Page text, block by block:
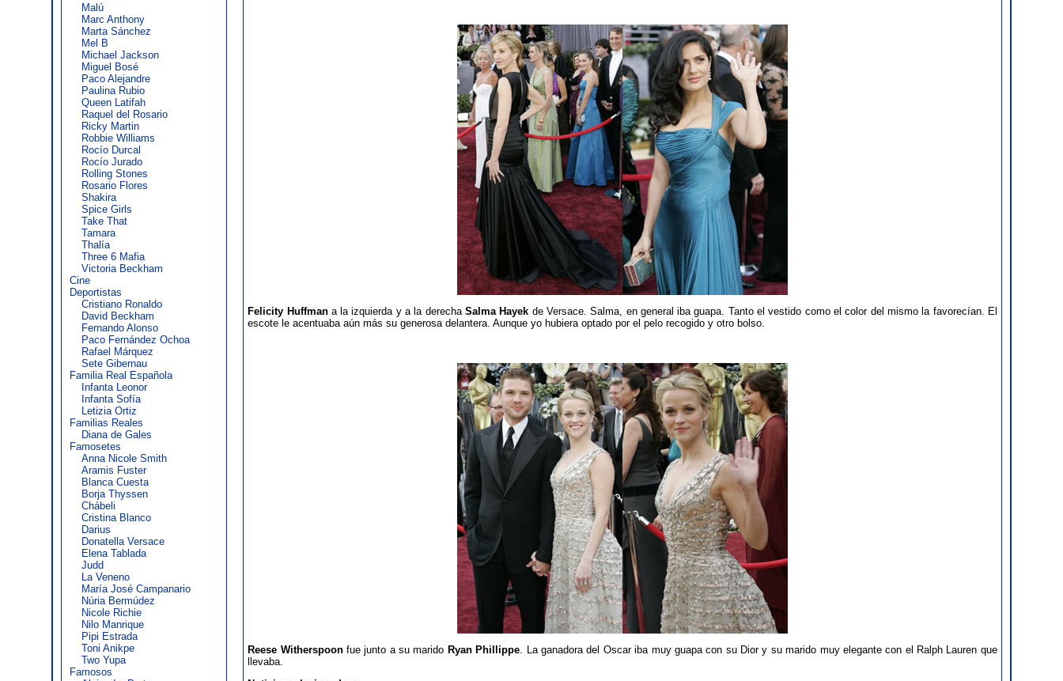
Malú
Marc Anthony
Marta Sánchez
Mel B
Michael Jackson
Miguel Bosé
Paco Alejandre
Paulina Rubio
Queen Latifah
Raquel del Rosario
Ricky Martin
Robbie Williams
Rocío Durcal
Rocío Jurado
Rolling Stones
Rosario Flores
Shakira
Spice Girls
Take That
Tamara
Thalía
Three 6 Mafia
Victoria Beckham
Cine
Deportistas
Cristiano Ronaldo
David Beckham
Fernando Alonso
Paco Fernández Ochoa
Rafael Márquez
Sete Gibernau
Familia Real Española
Infanta Leonor
Infanta Sofía
Letizia Ortiz
Familias Reales
Diana de Gales
Famosetes
Anna Nicole Smith
Aramis Fuster
Blanca Cuesta
Borja Thyssen
Chábeli
Cristina Blanco
Darius
Donatella Versace
Elena Tablada
Judd
La Veneno
María José Campanario
Núria Bermúdez
Nicole Richie
Nilo Manrique
Pipi Estrada
Toni Anikpe
Two Yupa
Famosos
Felicity Huffmana la izquierda y a la derecha Salma Hayek de Versace. Salma, en general iba guapa. Tanto el vestido como el color del mismo la favorecían. El
escote le acentuaba aún más su generosa delantera. Aunque yo hubiera optado por el pelo recogido y otro bolso.
Reese Witherspoonfue junto a su marido Ryan Phillippe. La ganadora del Oscar iba muy guapa con su Dior y su marido muy elegante con el Ralph Lauren que
llevaba.